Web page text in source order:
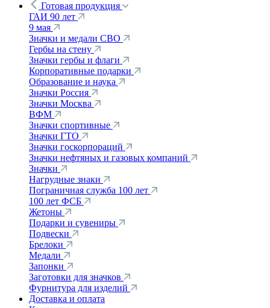
Готовая продукция
ГАИ 90 лет
9 мая
Значки и медали СВО
Гербы на стену
Значки гербы и флаги
Корпоративные подарки
Образование и наука
Значки Россия
Значки Москва
ВФМ
Значки спортивные
Значки ГТО
Значки госкорпораций
Значки нефтяных и газовых компаний
Значки
Нагрудные знаки
Пограничная служба 100 лет
100 лет ФСБ
Жетоны
Подарки и сувениры
Подвески
Брелоки
Медали
Запонки
Заготовки для значков
Фурнитура для изделий
Доставка и оплата